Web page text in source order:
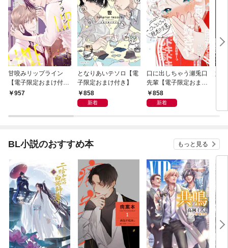
甘咬みリップライン
【電子限定おまけ付
き】957
となりあいテソロ【電
子限定おまけ付き】
858
新着
口に出しちゃう瀬兎口
先輩【電子限定おまけ
付き】
858
新着
奸
BL小説のおすすめ本 もっと見る